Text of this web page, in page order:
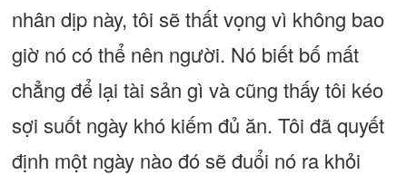
nhân dịp này, tôi sẽ thất vọng vì không bao
giờ nó có thể nên người. Nó biết bố mất
chẳng để lại tài sản gì và cũng thấy tôi kéo
sợi suốt ngày khó kiếm đủ ăn. Tôi đã quyết
định một ngày nào đó sẽ đuổi nó ra khỏi